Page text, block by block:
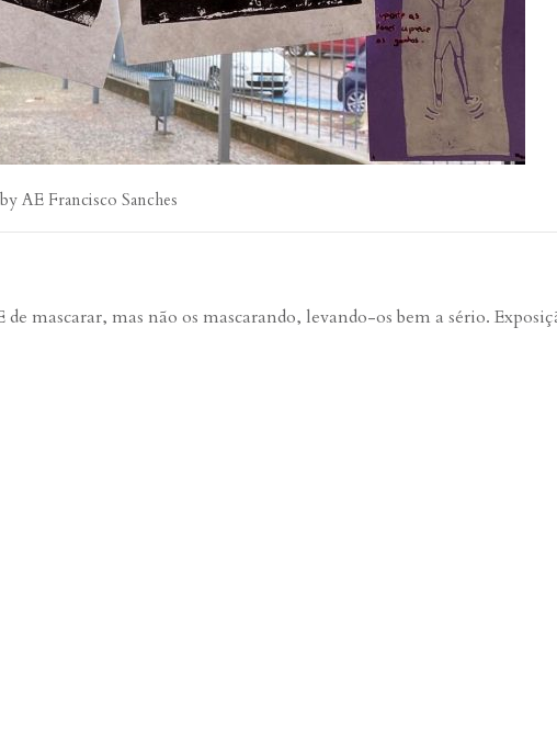
by AE Francisco Sanches
mascarar, mas não os mascarando, levando-os bem a sério.